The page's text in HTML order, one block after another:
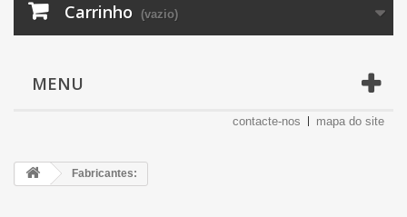
Carrinho (vazio)
MENU
contacte-nos mapa do site
Fabricantes: